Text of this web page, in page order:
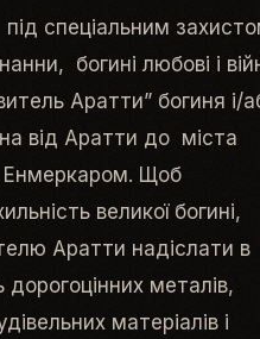
спеціальним
богині любові і
Аратти” богиня і/
від Аратти до міста
Енмеркаром. Щоб
великої богині,
Аратти надіслати в
металів,
матеріалів і